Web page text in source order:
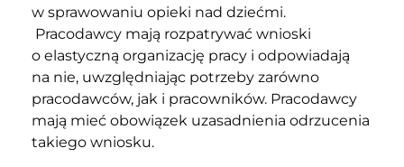
w sprawowaniu opieki nad dziećmi.
Pracodawcy mają rozpatrywać wnioski
o elastyczną organizację pracy i odpowiadają
na nie, uwzględniając potrzeby zarówno
pracodawców, jak i pracowników. Pracodawcy
mają mieć obowiązek uzasadnienia odrzucenia
takiego wniosku.